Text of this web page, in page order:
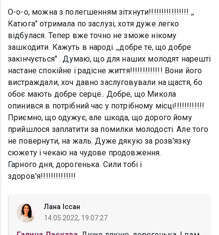
О-о-о, можна з полегшенням зітхнути!!!!!!!!!!!!!!!! ,,
Катюга" отримала по заслузі, хотя дуже легко
відбулася. Тепер вже точно не зможе нікому
зашкодити. Кажуть в народі. ,,добре те, що добре
закінчується" . Думаю, що для наших молодят нарешті
настане спокійне і радісне життя!!!!!!!!!!!!! Вони його
вистраждали, хоч давно заслуговували на щастя, бо
обоє мають добре серце.. Добре, що Микола
опинився в потрібний час у потрібному місці!!!!!!!!!!!!
Приємно, що одужує, але шкода, що дорого йому
прийшлося заплатити за помилки молодості. Але того
не повернути, на жаль. Дуже дякую за розв'язку
сюжету і чекаю на чудове продовження.
Гарного дня, дорогенька. Сили тобі і
здоров'я!!!!!!!!!!!!!!
Лана Іссан
14.05.2022, 19:07:27